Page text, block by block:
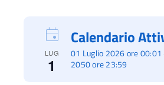
LUG
1
01 Luglio 2026 ore 00:01
2050 ore 23:59
Calendario